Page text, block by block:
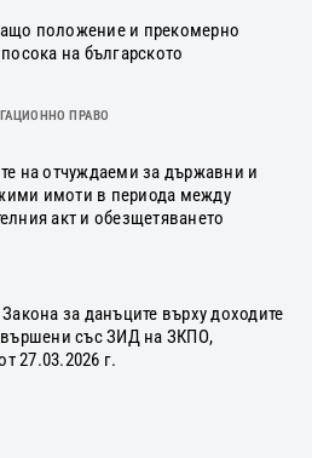
положение и прекомерно
на българското
ПРАВО
на отчуждаеми за държавни и
имоти в периода между
акт и обезщетяването
за данъците върху доходите
със ЗИД на ЗКПО,
27.03.2026 г.